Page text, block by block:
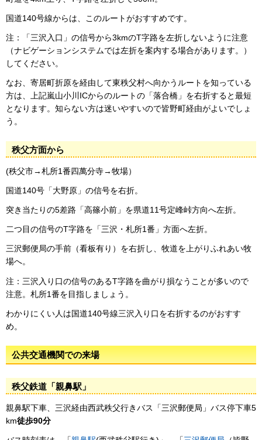
国道140号線からは、このルートがおすすめです。
注：「三沢入口」の信号から3kmのT字路を左折しないように注意
（ナビゲーションシステムでは左折を案内する場合があります。）
してください。
なお、寄居町折原を経由して東秩父村へ向かうルートを知っている
方は、上記嵐山小川ICからのルートの「落合橋」を右折すると最短
となります。知らない方は迷いやすいので皆野町経由がよいでしょ
う。
秩父方面から
(秩父市→札所1番四萬分寺→牧場）
国道140号「大野原」の信号を右折。
突き当たりの5差路「高篠小前」を県道11号定峰峠方向へ左折。
二つ目の信号のT字路を「三沢・札所1番」方面へ左折。
三沢郵便局の手前（看板有り）を右折し、牧道を上がりふれあい牧
場へ。
注：三沢入り口の信号のあるT字路を曲がり損なうことが多いので
注意。札所1番を目指しましょう。
わかりにくい人は国道140号線三沢入り口を右折するのがおすす
め。
公共交通機関での来場
秩父鉄道「親鼻駅」
親鼻駅下車、三沢経由西武秩父行きバス「三沢郵便局」バス停下車5
km徒歩90分